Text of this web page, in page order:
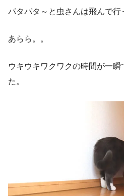
パタパタ～と虫さんは飛んで行
あらら。。
ウキウキワクワクの時間が一
た。